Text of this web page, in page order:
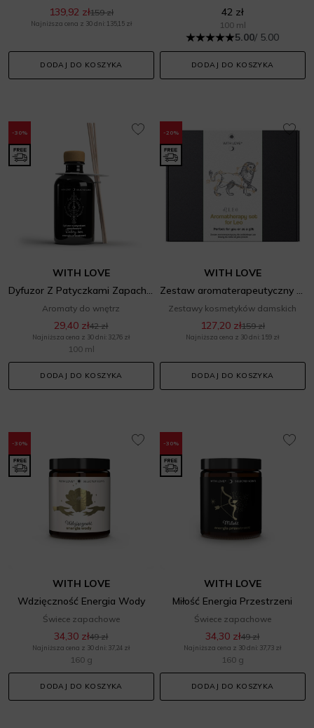
139,92 zł159 zł
Najniższa cena z 30 dni: 135,15 zł
DODAJ DO KOSZYKA
42 zł
100 ml
5.00/ 5.00
DODAJ DO KOSZYKA
-30%
WITH LOVE
Dyfuzor Z Patyczkami Zapachowymi Dobry Sen Energia Przestrzeni
Aromaty do wnętrz
29,40 zł42 zł
Najniższa cena z 30 dni: 32,76 zł
100 ml
DODAJ DO KOSZYKA
-20%
WITH LOVE
Zestaw aromaterapeutyczny dla zodiakalnego Lwa
Zestawy kosmetyków damskich
127,20 zł159 zł
Najniższa cena z 30 dni: 159 zł
DODAJ DO KOSZYKA
-30%
WITH LOVE
Wdzięczność Energia Wody
Świece zapachowe
34,30 zł49 zł
Najniższa cena z 30 dni: 37,24 zł
160 g
DODAJ DO KOSZYKA
-30%
WITH LOVE
Miłość Energia Przestrzeni
Świece zapachowe
34,30 zł49 zł
Najniższa cena z 30 dni: 37,73 zł
160 g
DODAJ DO KOSZYKA